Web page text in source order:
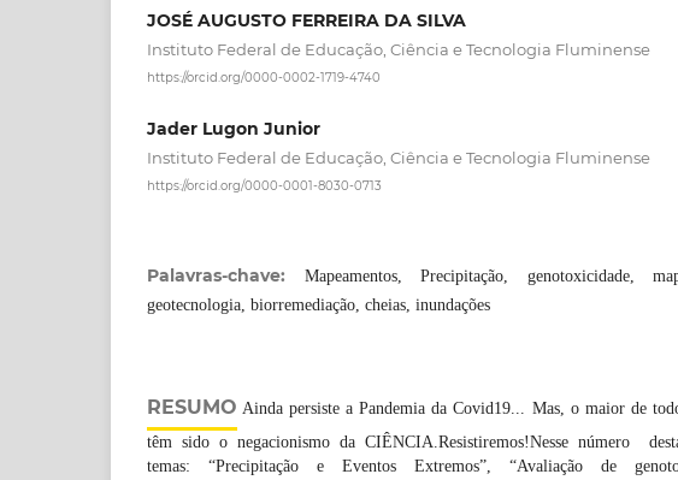
JOSÉ AUGUSTO FERREIRA DA SILVA
Instituto Federal de Educação, Ciência e Tecnologia Fluminense
https://orcid.org/0000-0002-1719-4740
Jader Lugon Junior
Instituto Federal de Educação, Ciência e Tecnologia Fluminense
https://orcid.org/0000-0001-8030-0713
Palavras-chave:
Mapeamentos, Precipitação, genotoxicidade,
geotecnologia, biorremediação, cheias, inundações
RESUMO Ainda persiste a Pandemia da Covid19... Mas, o maior de
têm sido o negacionismo da CIÊNCIA.Resistiremos!Nesse número
temas: “Precipitação e Eventos Extremos”, “Avaliação de